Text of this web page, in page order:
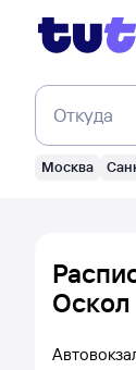
Откуда
Москва
Оскол